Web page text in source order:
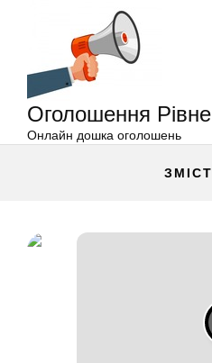
Оголошення Рівне
Онлайн дошка оголошень
ЗМІСТ